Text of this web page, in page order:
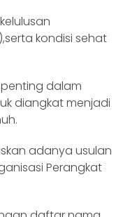
kondisi sehat
dalam
diangkat menjadi
adanya usulan
Perangkat